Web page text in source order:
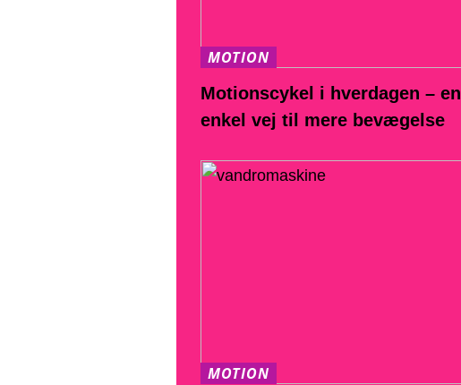
MOTION
Motionscykel i hverdagen – en
enkel vej til mere bevægelse
MOTION